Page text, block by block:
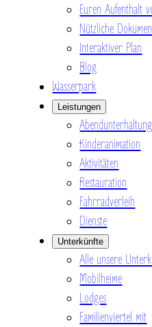
Euren Aufenthalt
Nützliche
Interaktiver Plan
Blog
Wasserpark
Leistungen
Abendunterhaltung
Kinderanimation
Aktivitäten
Restauration
Fahrradverleih
Dienste
Unterkünfte
Alle unsere
Mobilheime
Lodges
Familienviertel mit